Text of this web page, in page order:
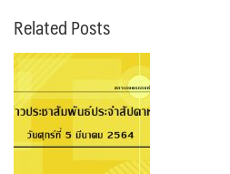
Related Posts